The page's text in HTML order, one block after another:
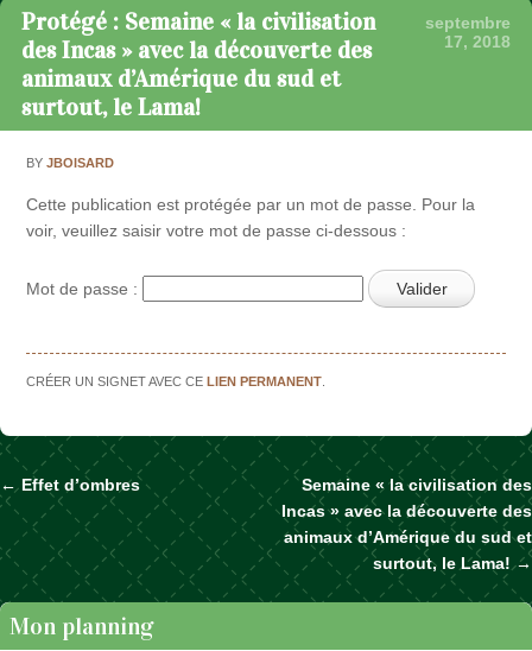
Passer au contenu
Protégé : Semaine « la civilisation
des Incas » avec la découverte des
animaux d’Amérique du sud et
surtout, le Lama!
septembre
17, 2018
BYJBOISARD
Cette publication est protégée par un mot de passe. Pour la
voir, veuillez saisir votre mot de passe ci-dessous :
Mot de passe :
CRÉER UN SIGNET AVEC CELIEN PERMANENT
Naviguer dans les articles
←Effet d’ombres
Semaine « la civilisation des
Incas » avec la découverte des
animaux d’Amérique du sud et
surtout, le Lama!→
Mon planning